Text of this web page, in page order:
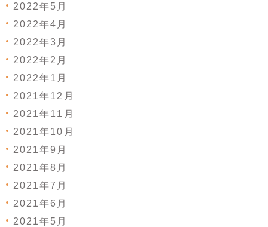
2022年5月
2022年4月
2022年3月
2022年2月
2022年1月
2021年12月
2021年11月
2021年10月
2021年9月
2021年8月
2021年7月
2021年6月
2021年5月